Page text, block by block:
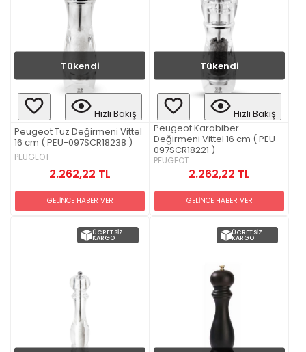
Tükendi
Hızlı Bakış
Peugeot Tuz Değirmeni Vittel
16 cm ( PEU-097SCR18238 )
PEUGEOT
2.262,22 TL
GELİNCE HABER VER
Tükendi
Hızlı Bakış
Peugeot Karabiber
Değirmeni Vittel 16 cm ( PEU-
097SCR18221 )
PEUGEOT
2.262,22 TL
GELİNCE HABER VER
ÜCRETSIZ
KARGO
ÜCRETSIZ
KARGO